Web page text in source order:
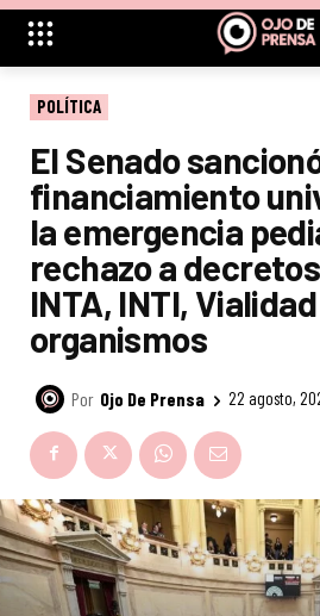
POLÍTICA
El Senado
financiamiento
la emergencia
rechazo a
INTA, INTI,
organismos
Por Ojo De Prensa 22 agosto,